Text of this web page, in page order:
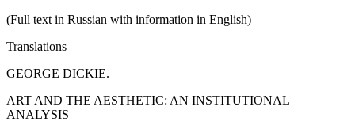
(Full text in Russian with information in English)
Translations
GEORGE DICKIE.
ART AND THE AESTHETIC: AN INSTITUTIONAL
ANALYSIS